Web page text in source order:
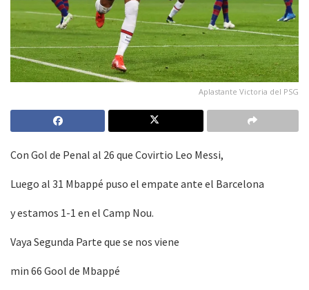
Aplastante Victoria del PSG
Con Gol de Penal al 26 que Covirtio Leo Messi,
Luego al 31 Mbappé puso el empate ante el Barcelona
y estamos 1-1 en el Camp Nou.
Vaya Segunda Parte que se nos viene
min 66 Gool de Mbappé